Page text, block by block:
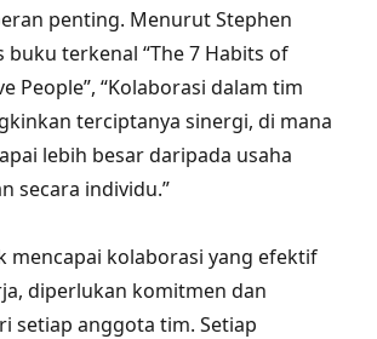
penting. Menurut Stephen
buku terkenal “The 7 Habits of
People”, “Kolaborasi dalam tim
terciptanya sinergi, di mana
lebih besar daripada usaha
secara individu.”
mencapai kolaborasi yang efektif
diperlukan komitmen dan
setiap anggota tim. Setiap